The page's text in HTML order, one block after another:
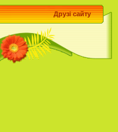
Друзі сайту